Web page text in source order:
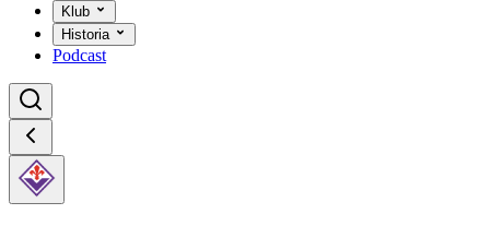
Klub
Historia
Podcast